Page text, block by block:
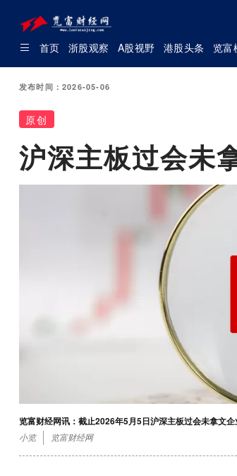
首页 浙股观察 A股视野 港股头条 览富
发布时间：2026-05-06
原创
沪深主板过会未
览富财经网讯：截止2026年5月5日沪深主板过会未拿文
小览 览富财经网